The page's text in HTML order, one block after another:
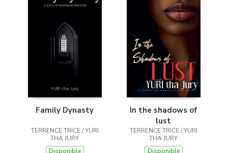
Family Dynasty
TERRENCE TRICE / YURI
THA JURY
Disponible
In the shadows of
lust
TERRENCE TRICE / YURI
THA JURY
Disponible